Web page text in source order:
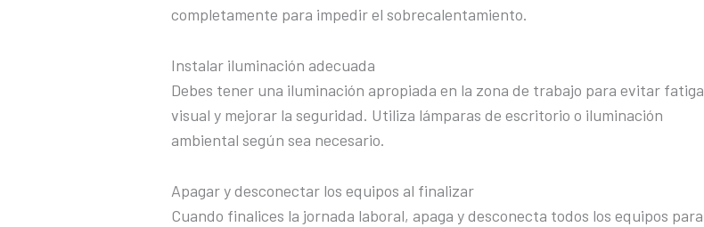
completamente para impedir el sobrecalentamiento.
Instalar iluminación adecuada
Debes tener una iluminación apropiada en la zona de trabajo para evitar fatiga
visual y mejorar la seguridad. Utiliza lámparas de escritorio o iluminación
ambiental según sea necesario.
Apagar y desconectar los equipos al finalizar
Cuando finalices la jornada laboral, apaga y desconecta todos los equipos para